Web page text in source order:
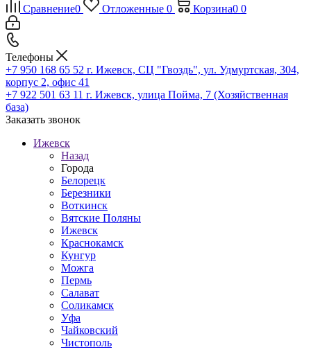
Сравнение0 Отложенные 0 Корзина0 0
Телефоны
+7 950 168 65 52 г. Ижевск, СЦ "Гвоздь", ул. Удмуртская, 304,
корпус 2, офис 41
+7 922 501 63 11 г. Ижевск, улица Пойма, 7 (Хозяйственная
база)
Заказать звонок
Ижевск
Назад
Города
Белорецк
Березники
Воткинск
Вятские Поляны
Ижевск
Краснокамск
Кунгур
Можга
Пермь
Салават
Соликамск
Уфа
Чайковский
Чистополь